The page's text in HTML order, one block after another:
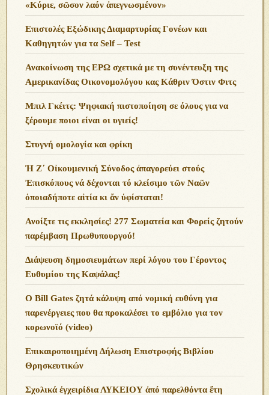
«Κύριε, σῶσον λαόν ἀπεγνωσμένον»
Επιστολές Εξώδικης Διαμαρτυρίας Γονέων και
Καθηγητών για τα Self – Test
Ανακοίνωση της ΕΡΩ σχετικά με τη συνέντευξη της
Αμερικανίδας Οικονομολόγου κας Κάθριν Όστιν Φιτς
Μπιλ Γκέιτς: Ψηφιακή πιστοποίηση σε όλους για να
ξέρουμε ποιοι είναι οι υγιείς!
Στυγνή ομολογία και φρίκη
Ἡ Ζ΄ Οἰκουμενική Σύνοδος ἀπαγορεύει στούς
Ἐπισκόπους νά δέχονται τό κλείσιμο τῶν Ναῶν
ὁποιαδήποτε αἰτία κι ἄν ὑφίσταται!
Ανoίξτε τις εκκλησίες! 277 Σωματεία και Φορείς ζητούν
παρέμβαση Πρωθυπουργού!
Διάψευση δημοσιευμάτων περί λόγου του Γέροντος
Ευθυμίου της Καψάλας!
O Bill Gates ζητά κάλυψη από νομική ευθύνη για
παρενέργειες που θα προκαλέσει το εμβόλιο για τον
κορωνοϊό (video)
Επικαιροποιημένη Δήλωση Επιστροφής Βιβλίου
Θρησκευτικών
Σχολικά ἐγχειρίδια ΛΥΚΕΙΟΥ ἀπό παρελθόντα ἔτη